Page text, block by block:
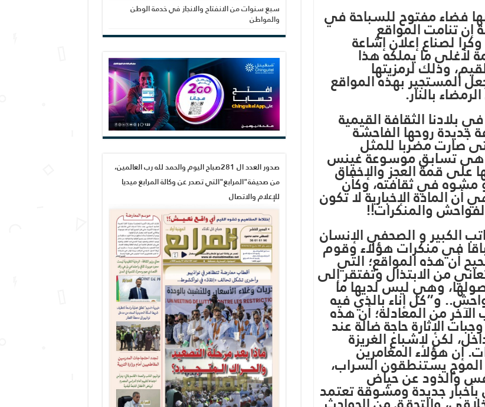
فضاء مفتوح للسباحة في
إن تنامت المواقع
لصناع إعلان إشاعة
لأغلى ما يملكه هذا
وذلك لرمزيتها
المستجير بهذه المواقع
بالنار.
بلادنا الثقافة القيمية
جديدة روحها الفاحشة
صارت مضربا للمثل
وهى تسابق موسوعة غينس
قمة العجز والإخفاق
مشوه في ثقافته، وكأن
المادة الإخبارية لا تكون
والمنكرات!!
الكبير و الصحفي الإنسان
في منكرات هؤلاء وقوم
أن هذه المواقع؛ التي
من الابتذال وتفتقر إلى
وهي ليس لديها ما
و”كل إناء بالذي فيه
من المعادلة؛ أن هذه
الإثارة حاجة ضالة عند
لكن لإشباع الغريزة
إن هؤلاء المغامرين
يستنطقون السراب،
والذود عن حياض
بأخبار جديدة ومشوقة تعتمد
سبع سنوات من الانفتاح والانجاز في خدمة الوطن
والمواطن
صدور العدد ال 281صباح اليوم والحمد لله رب العالمين،
من صحيفة"المرابع"التي تصدر عن وكالة المرابع ميديا
للإعلام والاتصال